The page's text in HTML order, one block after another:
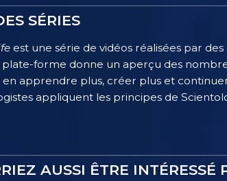
SÉRIES
est une série de vidéos réalisées par
forme donne un aperçu des
apprendre plus, créer plus et
appliquent les principes de
AUSSI ÊTRE INTÉRESSÉ